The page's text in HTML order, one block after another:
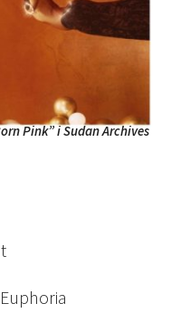
Pink” i Sudan Archives